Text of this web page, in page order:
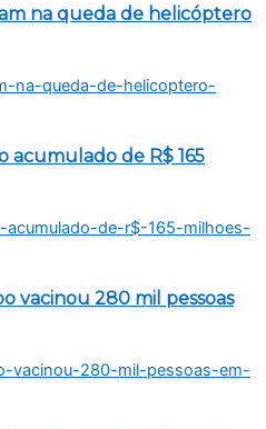
na queda de helicóptero
acumulado de R$ 165
vacinou 280 mil pessoas